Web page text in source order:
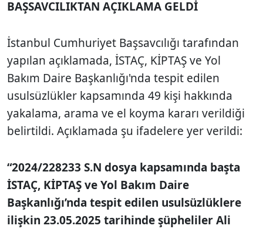
BAŞSAVCILIKTAN AÇIKLAMA GELDİ
İstanbul Cumhuriyet Başsavcılığı tarafından
yapılan açıklamada, İSTAÇ, KİPTAŞ ve Yol
Bakım Daire Başkanlığı'nda tespit edilen
usulsüzlükler kapsamında 49 kişi hakkında
yakalama, arama ve el koyma kararı verildiği
belirtildi. Açıklamada şu ifadelere yer verildi:
“2024/228233 S.N dosya kapsamında başta
İSTAÇ, KİPTAŞ ve Yol Bakım Daire
Başkanlığı’nda tespit edilen usulsüzlüklere
ilişkin 23.05.2025 tarihinde şüpheliler Ali